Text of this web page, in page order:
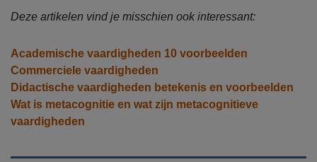
Deze artikelen vind je misschien ook interessant:
Academische vaardigheden 10 voorbeelden
Commerciele vaardigheden
Didactische vaardigheden betekenis en voorbeelden
Wat is metacognitie en wat zijn metacognitieve
vaardigheden